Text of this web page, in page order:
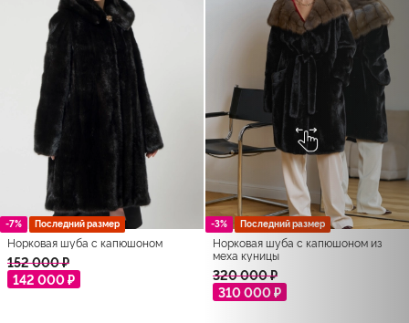
-7% Последний размер
Норковая шуба с капюшоном
152 000 ₽
142 000 ₽
-3% Последний размер
Норковая шуба с капюшоном из
меха куницы
320 000 ₽
310 000 ₽